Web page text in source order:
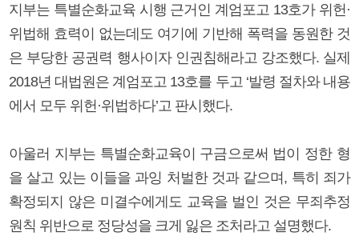
지부는 특별순화교육 시행 근거인 계엄포고 13호가 위헌·
위법해 효력이 없는데도 여기에 기반해 폭력을 동원한 것
은 부당한 공권력 행사이자 인권침해라고 강조했다. 실제
2018년 대법원은 계엄포고 13호를 두고 ‘발령 절차와 내용
에서 모두 위헌·위법하다’고 판시했다.
아울러 지부는 특별순화교육이 구금으로써 법이 정한 형
을 살고 있는 이들을 과잉 처벌한 것과 같으며, 특히 죄가
확정되지 않은 미결수에게도 교육을 벌인 것은 무죄추정
원칙 위반으로 정당성을 크게 잃은 조처라고 설명했다.